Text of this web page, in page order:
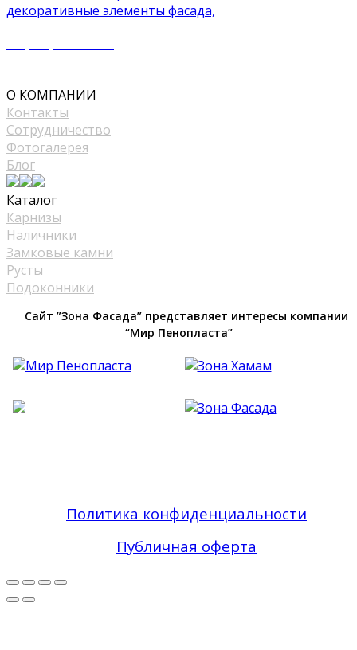
О КОМПАНИИ
Контакты
Сотрудничество
Фотогалерея
Блог
Каталог
Карнизы
Наличники
Замковые камни
Русты
Подоконники
Сайт ”Зона Фасада” представляет интересы компании
“Мир Пенопласта”
Политика конфиденциальности
Публичная оферта